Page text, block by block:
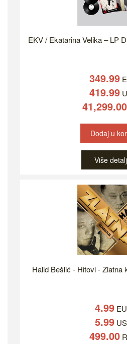
EKV / Ekatarina Velika – LP
349.99
419.99
41,299.00
Dodaj u
Više
Halid Bešlić - Hitovi - Zlatna
4.99
5.99
499.00